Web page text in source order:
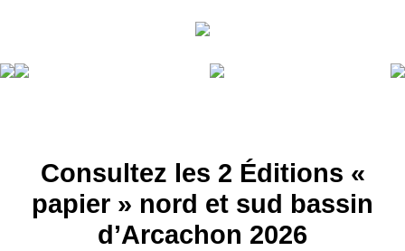
Consultez les 2 Éditions «
papier » nord et sud bassin
d’Arcachon 2026